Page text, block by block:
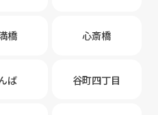
橋 心斎橋
ば 谷町四丁目